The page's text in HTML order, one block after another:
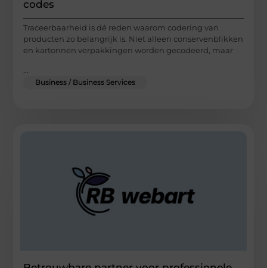
codes
Traceerbaarheid is dé reden waarom codering van
producten zo belangrijk is. Niet alleen conservenblikken
en kartonnen verpakkingen worden gecodeerd, maar
...
Business / Business Services